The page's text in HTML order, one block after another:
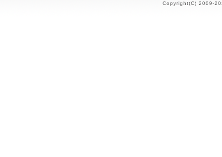
Copyright(C) 2009-